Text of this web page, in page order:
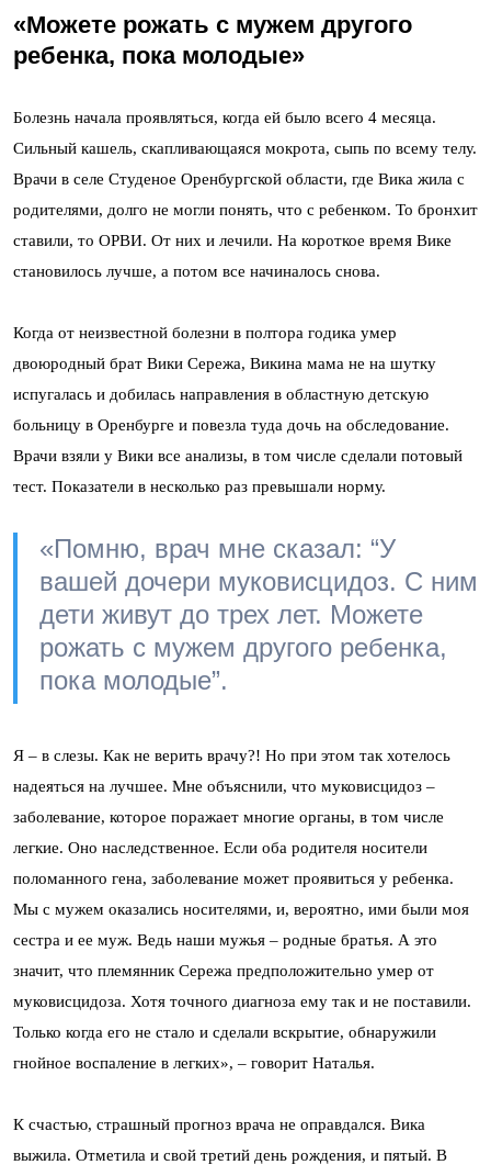
«Можете рожать с мужем другого
ребенка, пока молодые»
Болезнь начала проявляться, когда ей было всего 4 месяца.
Сильный кашель, скапливающаяся мокрота, сыпь по всему телу.
Врачи в селе Студеное Оренбургской области, где Вика жила с
родителями, долго не могли понять, что с ребенком. То бронхит
ставили, то ОРВИ. От них и лечили. На короткое время Вике
становилось лучше, а потом все начиналось снова.
Когда от неизвестной болезни в полтора годика умер
двоюродный брат Вики Сережа, Викина мама не на шутку
испугалась и добилась направления в областную детскую
больницу в Оренбурге и повезла туда дочь на обследование.
Врачи взяли у Вики все анализы, в том числе сделали потовый
тест. Показатели в несколько раз превышали норму.
«Помню, врач мне сказал: “У
вашей дочери муковисцидоз. С ним
дети живут до трех лет. Можете
рожать с мужем другого ребенка,
пока молодые”.
Я – в слезы. Как не верить врачу?! Но при этом так хотелось
надеяться на лучшее. Мне объяснили, что муковисцидоз –
заболевание, которое поражает многие органы, в том числе
легкие. Оно наследственное. Если оба родителя носители
поломанного гена, заболевание может проявиться у ребенка.
Мы с мужем оказались носителями, и, вероятно, ими были моя
сестра и ее муж. Ведь наши мужья – родные братья. А это
значит, что племянник Сережа предположительно умер от
муковисцидоза. Хотя точного диагноза ему так и не поставили.
Только когда его не стало и сделали вскрытие, обнаружили
гнойное воспаление в легких», – говорит Наталья.
К счастью, страшный прогноз врача не оправдался. Вика
выжила. Отметила и свой третий день рождения, и пятый. В